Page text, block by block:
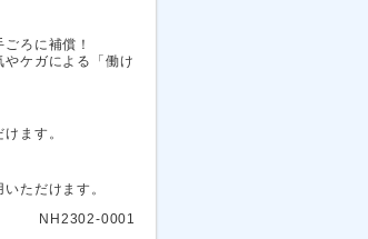
ろに補償！
ケガによる「働け
ます。
ただけます。
NH2302-0001